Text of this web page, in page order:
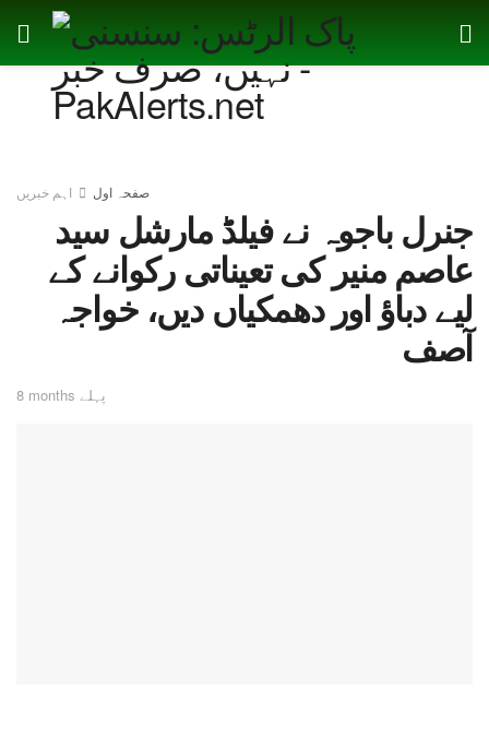
صفحہ اول اہم خبریں
جنرل باجوہ نے فیلڈ مارشل سید
عاصم منیر کی تعیناتی رکوانے کے
لیے دباؤ اور دھمکیاں دیں، خواجہ
آصف
8 months پہلے